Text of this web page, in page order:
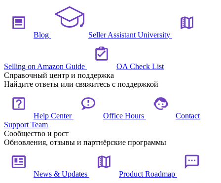
Blog Seller Assistant University
Selling on Amazon Guide
OA Check List
Справочный центр и поддержка
Найдите ответы или свяжитесь с поддержкой
Help Center Office Hours
Contact
Support Team
Сообщество и рост
Обновления, отзывы и партнёрские программы
News & Updates Product Roadmap